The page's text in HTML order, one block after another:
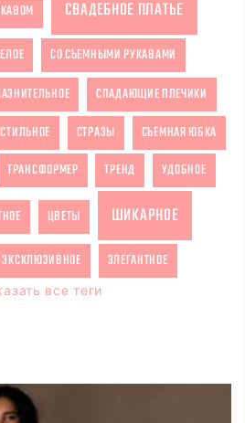
СВАДЕБНОЕ ПЛАТЬЕ
СО СЪЕМНЫМИ РУКАВАМИ
СПАДАЮЩИЕ ПЛЕЧИКИ
СТИЛЬНОЕ СТРАЗЫ СЪЕМНАЯ ЮБКА
ТРАНСФОРМЕР ТРЕНД УДОБНОЕ
ЦВЕТЫ ШИКАРНОЕ
ЭКСКЛЮЗИВНОЕ ЭЛЕГАНТНОЕ
все теги